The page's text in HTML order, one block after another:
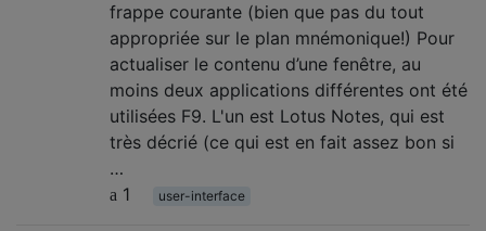
frappe courante (bien que pas du tout
appropriée sur le plan mnémonique!) Pour
actualiser le contenu d’une fenêtre, au
moins deux applications différentes ont été
utilisées F9. L'un est Lotus Notes, qui est
très décrié (ce qui est en fait assez bon si
…
1
user-interface